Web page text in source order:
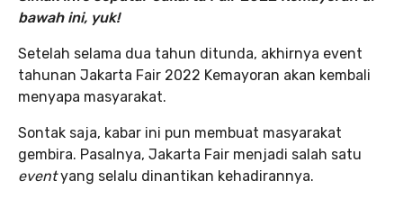
bawah ini, yuk!
Setelah selama dua tahun ditunda, akhirnya event
tahunan Jakarta Fair 2022 Kemayoran akan kembali
menyapa masyarakat.
Sontak saja, kabar ini pun membuat masyarakat
gembira. Pasalnya, Jakarta Fair menjadi salah satu
eventyang selalu dinantikan kehadirannya.